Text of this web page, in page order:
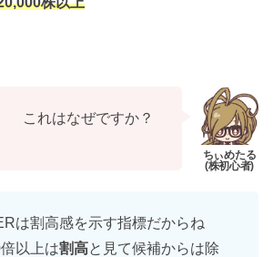
これはなぜですか？
は割高感を示す指標だからね
以上は割高と見て候補からは除